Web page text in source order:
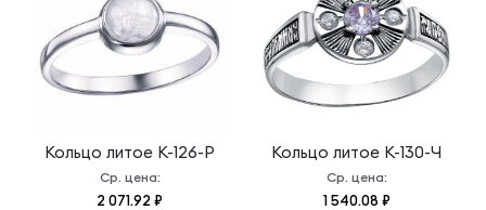
Кольцо литое К-126-Р
Ср. цена:
2 071.92 ₽
Кольцо литое К-130-Ч
Ср. цена:
1 540.08 ₽